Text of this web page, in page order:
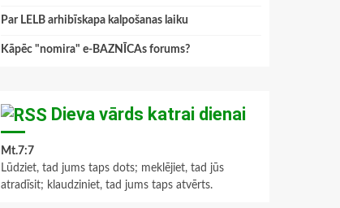
Par LELB arhibīskapa kalpošanas laiku
Kāpēc "nomira" e-BAZNĪCAs forums?
Dieva vārds katrai dienai
Mt.7:7
Lūdziet, tad jums taps dots; meklējiet, tad jūs
atradīsit; klaudziniet, tad jums taps atvērts.